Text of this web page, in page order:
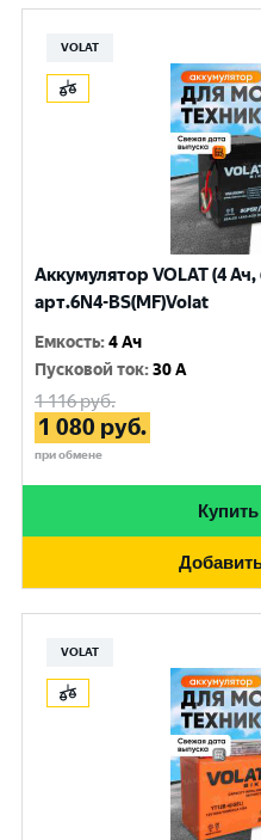
VOLAT
Аккумулятор VOLAT (4
арт.6N4-BS(MF)Volat
Емкость:4 Ач
Пусковой ток:30 A
1 116руб.
1 080 руб.
при обмене
VOLAT